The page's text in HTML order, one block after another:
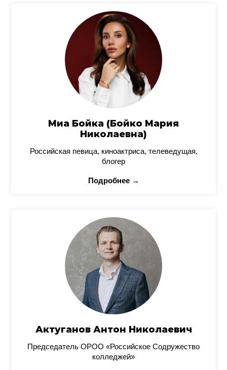
Миа Бойка (Бойко Мария
Николаевна)
Российская певица, киноактриса, телеведущая,
блогер
Подробнее →
Актуганов Антон Николаевич
Председатель ОРОО «Российское Содружество
колледжей»